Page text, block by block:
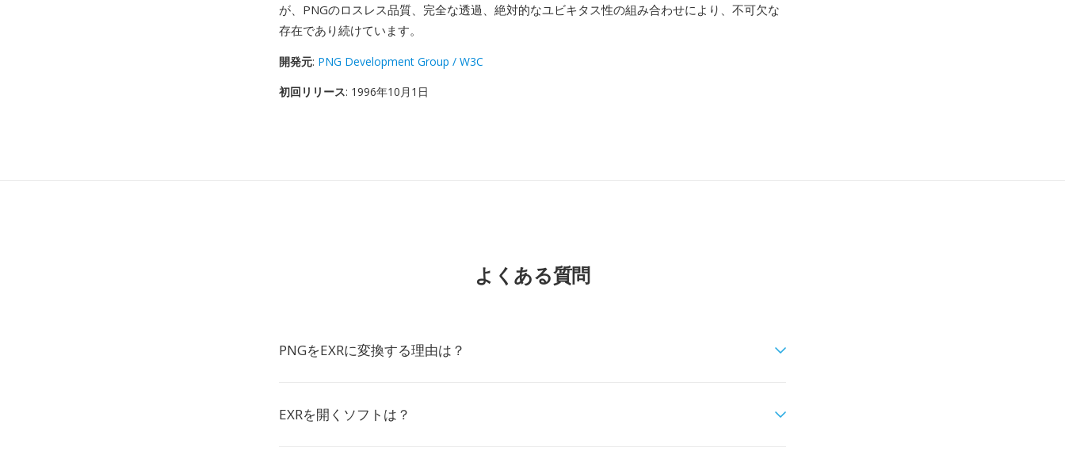
が、PNGのロスレス品質、完全な透過、絶対的なユビキタス性の組み合わせにより、不可欠な
存在であり続けています。
開発元: PNG Development Group / W3C
初回リリース: 1996年10月1日
よくある質問
PNGをEXRに変換する理由は？
EXRを開くソフトは？